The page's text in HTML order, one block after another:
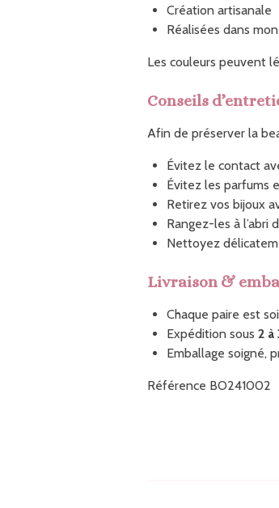
Création artisanale
Réalisées dans
Les couleurs peuvent
Conseils
Afin de préserver la
Évitez le contact
Évitez les parfums
Retirez vos bijoux
Rangez-les à l’abri
Nettoyez
Livraison &
Chaque paire est
Expédition sous 2 à
Emballage soigné,
Référence BO241002